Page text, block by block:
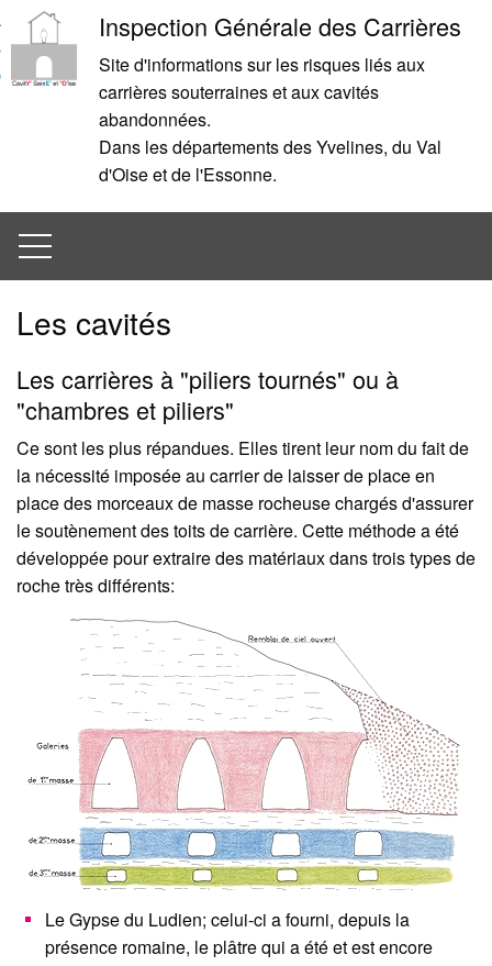
Aller
au
contenu
Aller
à
la
Inspection Générale des Carrières
Site d'informations sur les risques liés aux
carrières souterraines et aux cavités
abandonnées.
Dans les départements des Yvelines, du Val
d'Oise et de l'Essonne.
Menu
Les cavités
Les carrières à "piliers tournés" ou à
"chambres et piliers"
Ce sont les plus répandues. Elles tirent leur nom du fait de
la nécessité imposée au carrier de laisser de place en
place des morceaux de masse rocheuse chargés d'assurer
le soutènement des toits de carrière. Cette méthode a été
développée pour extraire des matériaux dans trois types de
roche très différents:
Le Gypse du Ludien; celui-ci a fourni, depuis la
présence romaine, le plâtre qui a été et est encore